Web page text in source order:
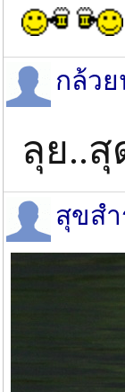
กล้ว
ลุย..สุ
สุขส